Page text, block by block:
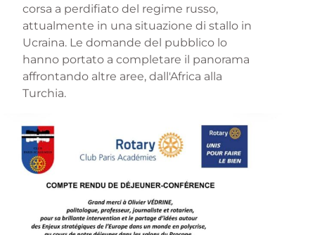
corsa a perdifiato del regime russo,
attualmente in una situazione di stallo in
Ucraina. Le domande del pubblico lo
hanno portato a completare il panorama
affrontando altre aree, dall'Africa alla
Turchia.